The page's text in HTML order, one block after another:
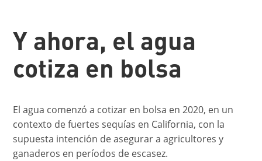
Y ahora, el agua
cotiza en bolsa
El agua comenzó a cotizar en bolsa en 2020, en un
contexto de fuertes sequías en California, con la
supuesta intención de asegurar a agricultores y
ganaderos en períodos de escasez.